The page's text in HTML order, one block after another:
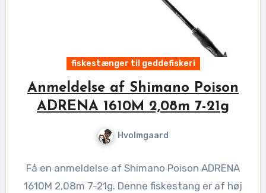
fiskestænger til geddefiskeri
Anmeldelse af Shimano Poison
ADRENA 1610M 2,08m 7-21g
Hvolmgaard
Få en anmeldelse af Shimano Poison ADRENA
1610M 2,08m 7-21g. Denne fiskestang er af høj